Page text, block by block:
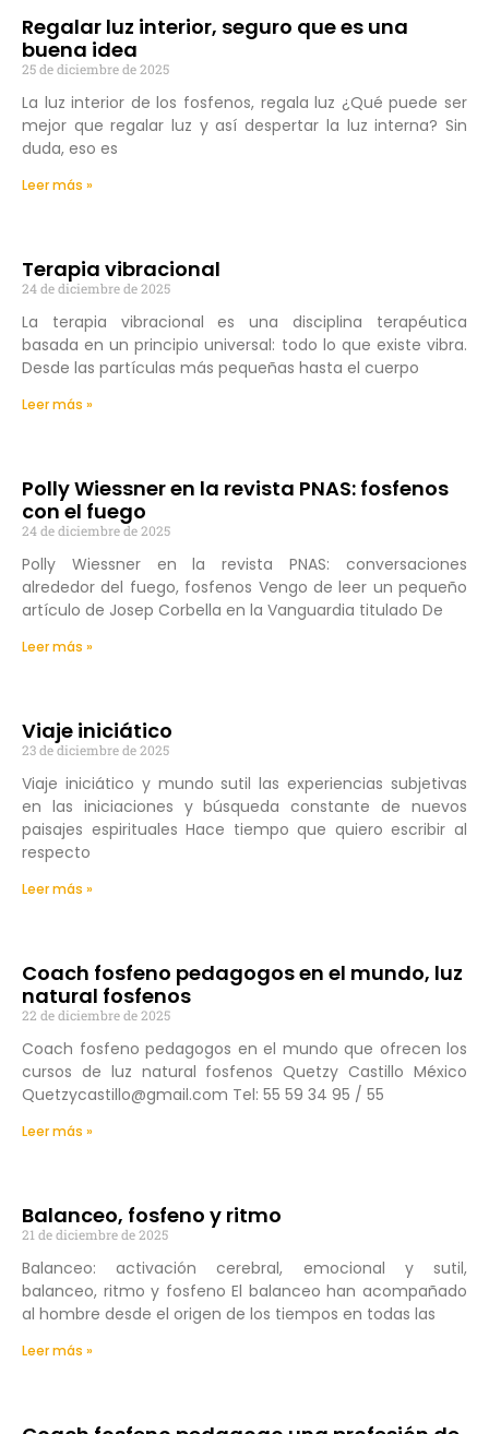
Regalar luz interior, seguro que es una
buena idea
25 de diciembre de 2025
La luz interior de los fosfenos, regala luz ¿Qué puede ser
mejor que regalar luz y así despertar la luz interna? Sin
duda, eso es
Leer más »
Terapia vibracional
24 de diciembre de 2025
La terapia vibracional es una disciplina terapéutica
basada en un principio universal: todo lo que existe vibra.
Desde las partículas más pequeñas hasta el cuerpo
Leer más »
Polly Wiessner en la revista PNAS: fosfenos
con el fuego
24 de diciembre de 2025
Polly Wiessner en la revista PNAS: conversaciones
alrededor del fuego, fosfenos Vengo de leer un pequeño
artículo de Josep Corbella en la Vanguardia titulado De
Leer más »
Viaje iniciático
23 de diciembre de 2025
Viaje iniciático y mundo sutil las experiencias subjetivas
en las iniciaciones y búsqueda constante de nuevos
paisajes espirituales Hace tiempo que quiero escribir al
respecto
Leer más »
Coach fosfeno pedagogos en el mundo, luz
natural fosfenos
22 de diciembre de 2025
Coach fosfeno pedagogos en el mundo que ofrecen los
cursos de luz natural fosfenos Quetzy Castillo México
Quetzycastillo@gmail.com Tel: 55 59 34 95 / 55
Leer más »
Balanceo, fosfeno y ritmo
21 de diciembre de 2025
Balanceo: activación cerebral, emocional y sutil,
balanceo, ritmo y fosfeno El balanceo han acompañado
al hombre desde el origen de los tiempos en todas las
Leer más »